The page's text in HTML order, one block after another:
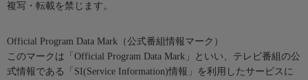
複写・転載を禁じます。
Official Program Data Mark（公式番組情報マーク）
このマークは「Official Program Data Mark」といい、テレビ番組の公
式情報である「SI(Service Information)情報」を利用したサービスに